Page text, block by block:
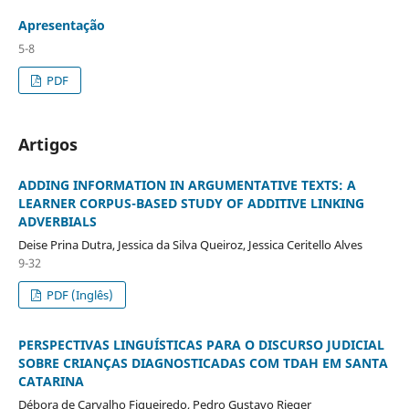
Apresentação
5-8
PDF
Artigos
ADDING INFORMATION IN ARGUMENTATIVE TEXTS: A
LEARNER CORPUS-BASED STUDY OF ADDITIVE LINKING
ADVERBIALS
Deise Prina Dutra, Jessica da Silva Queiroz, Jessica Ceritello Alves
9-32
PDF (Inglês)
PERSPECTIVAS LINGUÍSTICAS PARA O DISCURSO JUDICIAL
SOBRE CRIANÇAS DIAGNOSTICADAS COM TDAH EM SANTA
CATARINA
Débora de Carvalho Figueiredo, Pedro Gustavo Rieger